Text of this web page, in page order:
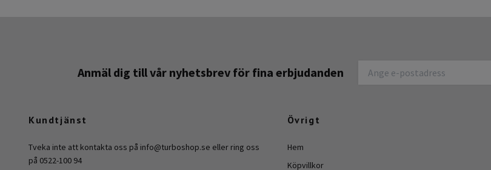
Anmäl dig till vår nyhetsbrev för fina erbjudanden
Kundtjänst
Tveka inte att kontakta oss på info@turboshop.se eller ring oss
på 0522-100 94
Övrigt
Hem
Köpvillkor